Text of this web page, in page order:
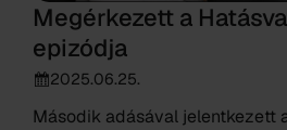
Megérkezett a
epizódja
2025.06.25.
Második adásával jelentkezett